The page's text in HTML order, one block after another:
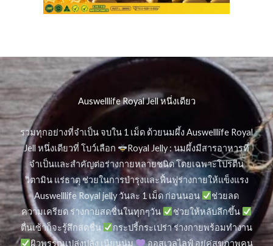
Auswelllife Royal Jell หนึ่งเดียว
รวมทุกอย่างที่จำเป็น จบใน 1 เม็ด ด้วยนมผึ้ง Auswelllife Royal
Jell หนึ่งเดียวที่ โบว์เลือก
Royal Jelly : นมผึ้งมีสารอาหารที่
จำเป็นและสำคัญต่อร่างกายหลายชนิด โดยเฉพาะโปรตีน
วิตามิน แร่ธาตุ ช่วยในการบำรุงและฟื้นฟูร่างกายให้แข็งแรง
Auswelllife Royal jelly วันละ 1 เม็ด ก่อนนอน
ช่วยลด
ความเครียด ร่างกายสดชื่นในทุกๆวัน
ช่วยให้หลับลึกขึ้น
ตื่นเช้าก็จะรู้สึกสดชื่น
กระปรี้กระเปร่า ร่างกายพร้อมทำงาน
ผิวพรรณเปล่งปลั่ง เนียนนุ่ม
ออสเวลไลฟ์ อยู่คู่สุขภาพคน